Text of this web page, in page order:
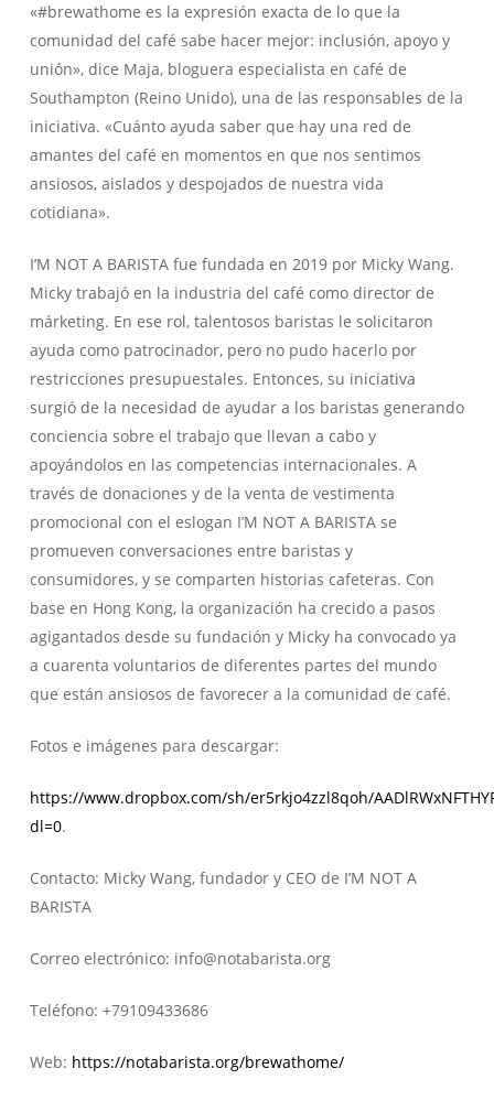
«#brewathome es la expresión exacta de lo que la
comunidad del café sabe hacer mejor: inclusión, apoyo y
unión», dice Maja, bloguera especialista en café de
Southampton (Reino Unido), una de las responsables de la
iniciativa. «Cuánto ayuda saber que hay una red de
amantes del café en momentos en que nos sentimos
ansiosos, aislados y despojados de nuestra vida
cotidiana».
I’M NOT A BARISTAfue fundada en 2019 por Micky Wang.
Micky trabajó en la industria del café como director de
márketing. En ese rol, talentosos baristas le solicitaron
ayuda como patrocinador, pero no pudo hacerlo por
restricciones presupuestales. Entonces, su iniciativa
surgió de la necesidad de ayudar a los baristas generando
conciencia sobre el trabajo que llevan a cabo y
apoyándolos en las competencias internacionales. A
través de donaciones y de la venta de vestimenta
promocional con el eslogan I’M NOT A BARISTAse
promueven conversaciones entre baristas y
consumidores, y se comparten historias cafeteras. Con
base en Hong Kong, la organización ha crecido a pasos
agigantados desde su fundación y Micky ha convocado ya
a cuarenta voluntarios de diferentes partes del mundo
que están ansiosos de favorecer a la comunidad de café.
Fotos e imágenes para descargar:
https://www.dropbox.com/sh/er5rkjo4zzl8qoh/
dl=0.
Contacto: Micky Wang, fundador y CEO de I’M NOT A
BARISTA
Correo electrónico: info@notabarista.org
Teléfono: +79109433686
Web: https://notabarista.org/brewathome/